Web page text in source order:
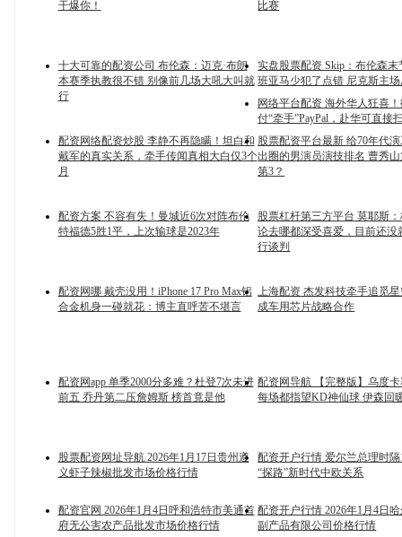
干爆你！
比赛
十大可靠的配资公司 布伦森：迈克·布朗
本赛季执教很不错 别像前几场大吼大叫就
行
实盘股票配资 Skip：布伦森末
班亚马少犯了点错 尼克斯主
网络平台配资 海外华人狂喜
付“牵手”PayPal，赴华可直接
配资网络配资炒股 李静不再隐瞒！坦白和
戴军的真实关系，牵手传闻真相大白仅3个
月
股票配资平台最新 给70年代
出圈的男演员演技排名 曹秀
第3？
配资方案 不容有失！曼城近6次对阵布伦
特福德5胜1平，上次输球是2023年
股票杠杆第三方平台 莫耶斯
论去哪都深受喜爱，目前还没
行谈判
配资网哪 戴壳没用！iPhone 17 Pro Max铝
合金机身一碰就花：博主直呼苦不堪言
上海配资 杰发科技牵手追觅
成车用芯片战略合作
配资网app 单季2000分多难？杜登7次未进
前五 乔丹第二压詹姆斯 榜首竟是他
配资网导航 【完整版】乌度
每场都指望KD神仙球 伊森回
股票配资网址导航 2026年1月17日贵州遵
义虾子辣椒批发市场价格行情
配资开户行情 爱尔兰总理时
“探路”新时代中欧关系
配资官网 2026年1月4日呼和浩特市美通首
府无公害农产品批发市场价格行情
配资开户行情 2026年1月4日
副产品有限公司价格行情